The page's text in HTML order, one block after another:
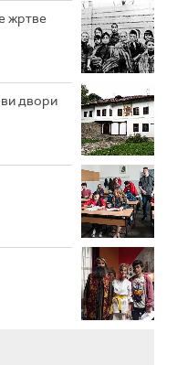
КОЛО
жртве
двори